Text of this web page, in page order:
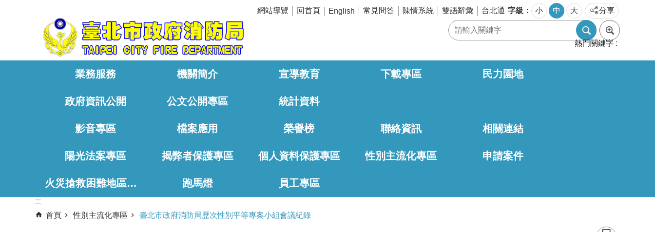
網站導覽 回首頁 English 常見問答 陳情系統 雙語辭彙 台北通 字級 小 中 大 分享
熱門關鍵字
業務服務 機關簡介 宣導教育 下載專區 民力園地
政府資訊公開 公文公開專區 統計資料
影音專區 檔案應用 榮譽榜 聯絡資訊 相關連結
陽光法案專區 揭弊者保護專區 個人資料保護專區 性別主流化專區 申請案件
火災搶救困難地區、消防通道相關資料 跑馬燈 員工專區
:::
首頁
性別主流化專區 臺北市政府消防局歷次性別平等專案小組會議紀錄